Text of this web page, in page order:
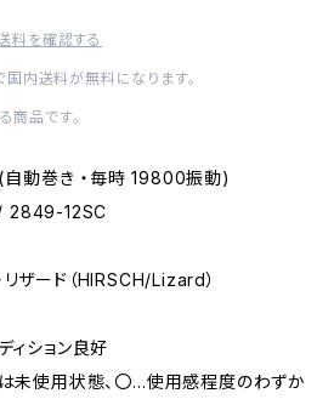
料を確認する
内送料が無料になります。
商品です。
動巻き ・毎時 19800振動)
2849-12SC
リザード（HIRSCH/Lizard）
ィション良好
未使用状態、〇…使用感程度のわずか